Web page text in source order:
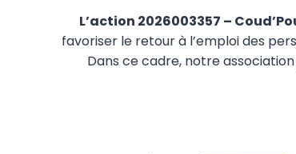
L’action 2026003357 –
favoriser le retour à l’emploi des
Dans ce cadre, notre